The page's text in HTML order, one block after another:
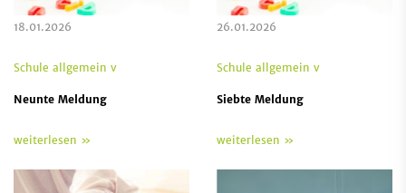
18.01.2026
Schule allgemein v
Neunte Meldung
weiterlesen »
26.01.2026
Schule allgemein v
Siebte Meldung
weiterlesen »